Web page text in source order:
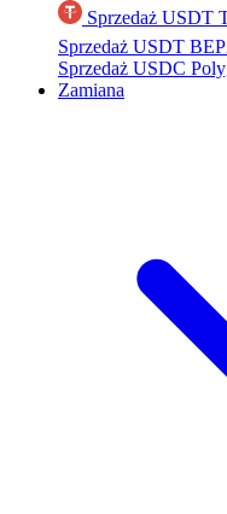
Sprzedaż USDT
Sprzedaż USDT
Sprzedaż USDC
Zamiana